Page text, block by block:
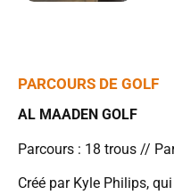
PARCOURS DE GOLF
AL MAADEN GOLF
Parcours : 18 trous //
Créé par Kyle Philips,